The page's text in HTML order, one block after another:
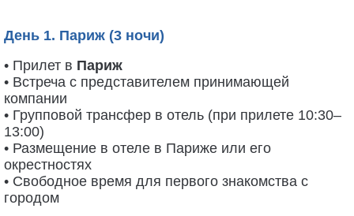
День 1. Париж (3 ночи)
• Прилет в Париж
• Встреча с представителем принимающей
компании
• Групповой трансфер в отель (при прилете 10:30–
13:00)
• Размещение в отеле в Париже или его
окрестностях
• Свободное время для первого знакомства с
городом